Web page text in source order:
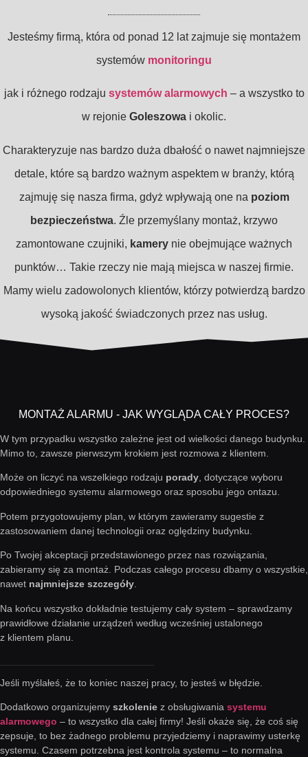
Jesteśmy firmą, która od ponad 12 lat zajmuje się montażem
systemów monitoringu
jak i różnego rodzaju systemów alarmowych – a wszystko to
w rejonie Goleszowa i okolic.
Charakteryzuje nas bardzo duża dbałość o nawet najmniejsze
detale, które są bardzo ważnym aspektem w branży, którą
zajmuję się nasza firma, gdyż wpływają one na poziom
bezpieczeństwa. Źle przemyślany montaż, krzywo
zamontowane czujniki, kamery nie obejmujące ważnych
punktów… Takie rzeczy nie mają miejsca w naszej firmie.
Mamy wielu zadowolonych klientów, którzy potwierdzą bardzo
wysoką jakość świadczonych przez nas usług.
MONTAŻ ALARMU - JAK WYGLĄDA CAŁY PROCES?
W tym przypadku wszystko zależne jest od wielkości danego budynku.
Mimo to, zawsze pierwszym krokiem jest rozmowa z klientem.
Może on liczyć na wszelkiego rodzaju porady, dotyczące wyboru
odpowiedniego systemu alarmowego oraz sposobu jego ontazu.
Potem przygotowujemy plan, w którym zawieramy sugestie z
zastosowaniem danej technologii oraz oględziny budynku.
Po Twojej akceptacji przedstawionego przez nas rozwiązania,
zabieramy się za montaż. Podczas całego procesu dbamy o wszystkie,
nawet najmniejsze szczegóły
Na końcu wszystko dokładnie testujemy cały system – sprawdzamy
prawidłowe działanie urządzeń według wcześniej ustalonego
z klientem planu.
Jeśli myślałeś, że to koniec naszej pracy, to jesteś w błędzie.
Dodatkowo organizujemy szkolenie z obsługiwania systemu
alarmowego – to wszystko dla całej firmy! Jeśli okaże się, że coś się
zepsuje, to bez żadnego problemu przyjedziemy i naprawimy usterkę
systemu. Czasem potrzebna jest kontrola systemu – to normalna